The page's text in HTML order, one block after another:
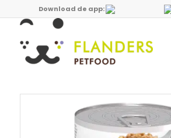
Download de app: